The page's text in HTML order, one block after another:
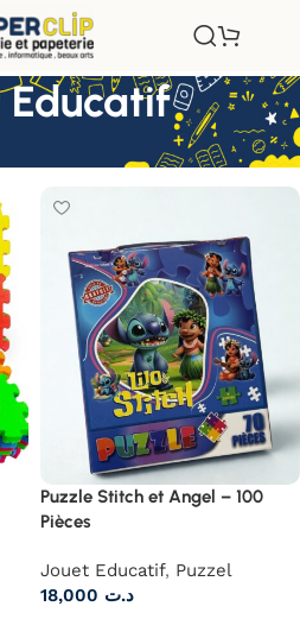
Educatif
Puzzle Stitch et Angel – 100
Pièces
Jouet Educatif, Puzzel
د.ت